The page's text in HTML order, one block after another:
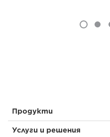
Продукти
Услуги и решения